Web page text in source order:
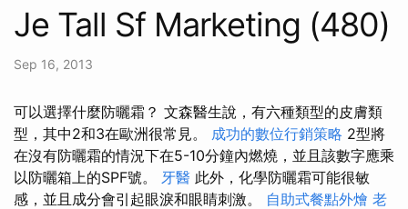
Je Tall Sf Marketing (480)
Sep 16, 2013
可以選擇什麼防曬霜？ 文森醫生說，有六種類型的皮膚類
型，其中2和3在歐洲很常見。 成功的數位行銷策略 2型將
在沒有防曬霜的情況下在5-10分鐘內燃燒，並且該數字應乘
以防曬箱上的SPF號。 牙醫 此外，化學防曬霜可能很敏
感，並且成分會引起眼淚和眼睛刺激。 自助式餐點外燴 老